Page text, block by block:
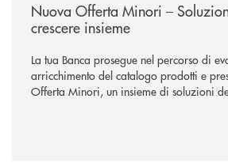
Nuova Offerta Minori –
crescere insieme
La tua Banca prosegue nel percorso di
arricchimento del catalogo prodotti e
Offerta Minori, un insieme di soluzioni
sviluppo di una relazione consapevole